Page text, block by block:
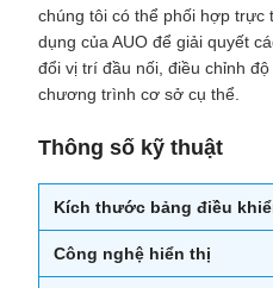
chúng tôi có thể phối hợp trực
dụng của AUO để giải quyết
đổi vị trí đầu nối, điều chỉnh
chương trình cơ sở cụ thể.
Thông số kỹ thuật
Kích thước bảng điều
Công nghệ hiển thị